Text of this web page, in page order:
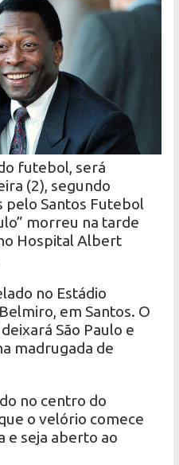
futebol, será
(2), segundo
pelo Santos Futebol
morreu na tarde
Hospital Albert
no Estádio
em Santos. O
São Paulo e
madrugada de
no centro do
o velório comece
e seja aberto ao